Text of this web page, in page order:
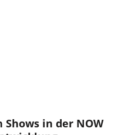
in der NOW